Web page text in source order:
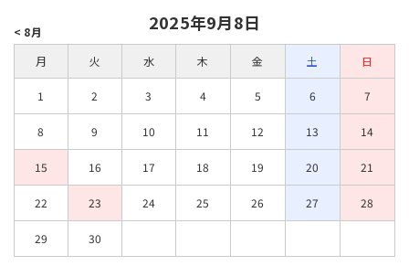
2025年9月8日
< 8月
月
火 水 木 金 土 日
1 2 3 4 5 6 7
8 9 10 11 12 13 14
15 16 17 18 19 20 21
22 23 24 25 26 27 28
29 30